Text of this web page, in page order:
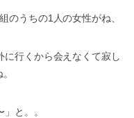
のうちの1人の女性がね、
に行くから会えなくて寂し
と。。